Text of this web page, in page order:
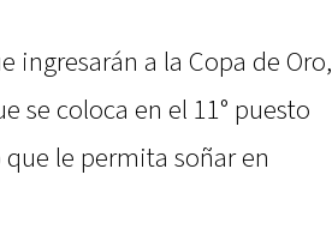
ingresarán a la Copa de Oro,
se coloca en el 11° puesto
le permita soñar en